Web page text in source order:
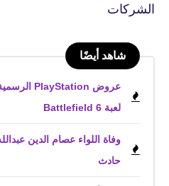
الشركات
شاهد أيضًا
لعبة Battlefield 6
وفاة اللواء عصام الدين
حادث